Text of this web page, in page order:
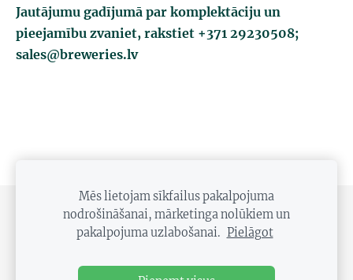
Jautājumu gadījumā par komplektāciju un
pieejamību zvaniet, rakstiet +371 29230508;
sales@breweries.lv
PRIVĀTUMA POLITIKA
DISTANCES LĪGUMS
Mēs lietojam sīkfailus pakalpojuma
nodrošināšanai, mārketinga nolūkiem un
pakalpojuma uzlabošanai. Pielāgot